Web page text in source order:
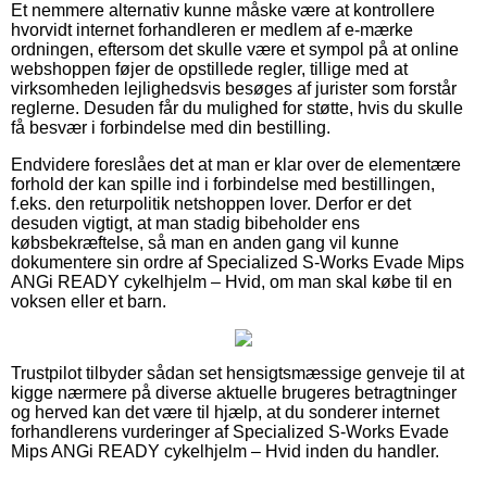
Et nemmere alternativ kunne måske være at kontrollere
hvorvidt internet forhandleren er medlem af e-mærke
ordningen, eftersom det skulle være et sympol på at online
webshoppen føjer de opstillede regler, tillige med at
virksomheden lejlighedsvis besøges af jurister som forstår
reglerne. Desuden får du mulighed for støtte, hvis du skulle
få besvær i forbindelse med din bestilling.
Endvidere foreslåes det at man er klar over de elementære
forhold der kan spille ind i forbindelse med bestillingen,
f.eks. den returpolitik netshoppen lover. Derfor er det
desuden vigtigt, at man stadig bibeholder ens
købsbekræftelse, så man en anden gang vil kunne
dokumentere sin ordre af Specialized S-Works Evade Mips
ANGi READY cykelhjelm – Hvid, om man skal købe til en
voksen eller et barn.
Trustpilot tilbyder sådan set hensigtsmæssige genveje til at
kigge nærmere på diverse aktuelle brugeres betragtninger
og herved kan det være til hjælp, at du sonderer internet
forhandlerens vurderinger af Specialized S-Works Evade
Mips ANGi READY cykelhjelm – Hvid inden du handler.